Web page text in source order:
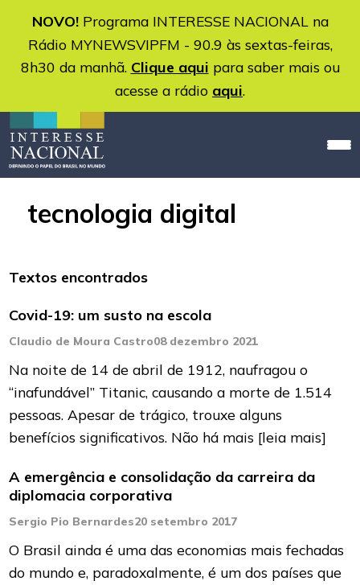
NOVO!Programa INTERESSE NACIONAL na
Rádio MYNEWSVIPFM - 90.9 às sextas-feiras,
8h30 da manhã. Clique aqui para saber mais ou
acesse a rádio aqui.
tecnologia digital
Textos encontrados
Covid-19: um susto na escola
Claudio de Moura Castro08 dezembro 2021
Na noite de 14 de abril de 1912, naufragou o
“inafundável” Titanic, causando a morte de 1.514
pessoas. Apesar de trágico, trouxe alguns
benefícios significativos. Não há mais [leia mais]
A emergência e consolidação da carreira da
diplomacia corporativa
Sergio Pio Bernardes20 setembro 2017
O Brasil ainda é uma das economias mais fechadas
do mundo e, paradoxalmente, é um dos países que